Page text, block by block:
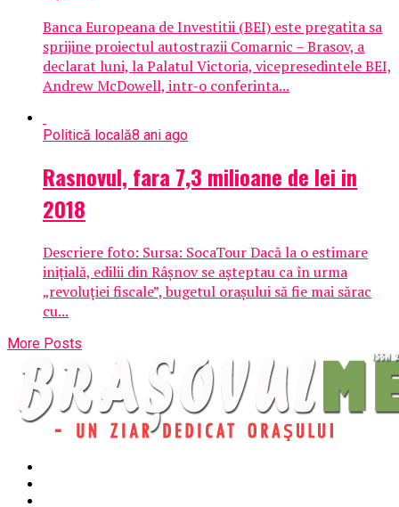
Banca Europeana de Investitii (BEI) este pregatita sa
sprijine proiectul autostrazii Comarnic – Brasov, a
declarat luni, la Palatul Victoria, vicepresedintele BEI,
Andrew McDowell, intr-o conferinta...
Politică locală8 ani ago
Rasnovul, fara 7,3 milioane de lei in
2018
Descriere foto: Sursa: SocaTour Dacă la o estimare
iniţială, edilii din Râşnov se aşteptau ca în urma
„revoluţiei fiscale”, bugetul oraşului să fie mai sărac
cu...
More Posts